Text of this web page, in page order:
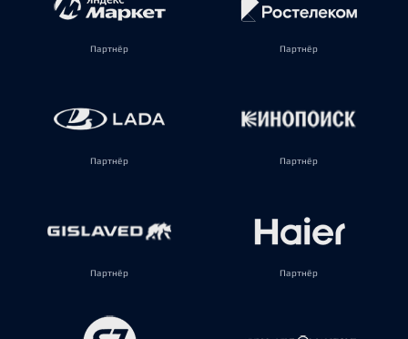
Партнёр Партнёр
Партнёр Партнёр
Партнёр Партнёр